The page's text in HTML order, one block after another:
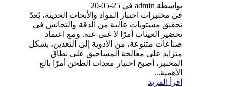
بواسطة admin في 25-05-20
في مختبرات اختبار المواد والأبحاث الحديثة، يُعدّ
تحقيق مستويات عالية من الدقة والتجانس في
تحضير العينات أمرًا لا غنى عنه. ومع اعتماد
صناعات متنوعة، من الأدوية إلى التعدين، بشكل
متزايد على معالجة المساحيق على نطاق
المختبر، أصبح اختيار معدات الطحن أمرًا بالغ
الأهمية...
اقرأ المزيد